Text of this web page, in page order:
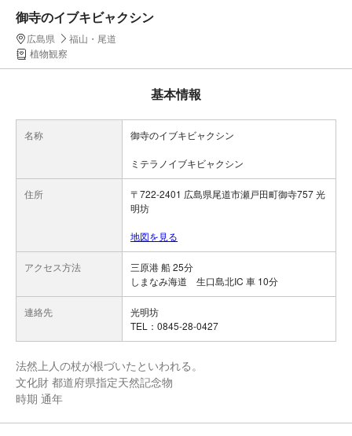
御寺のイブキビャクシン
広島県
福山・尾道
植物観察
基本情報
名称 御寺のイブキビャクシン
ミテラノイブキビャクシン
住所
〒722-2401 広島県尾道市瀬戸田町御寺757 光
明坊
地図を見る
アクセス方法
三原港 船 25分
しまなみ海道 生口島北IC 車 10分
連絡先
光明坊
TEL：0845-28-0427
法然上人の杖が根づいたといわれる。
文化財 都道府県指定天然記念物
時期 通年